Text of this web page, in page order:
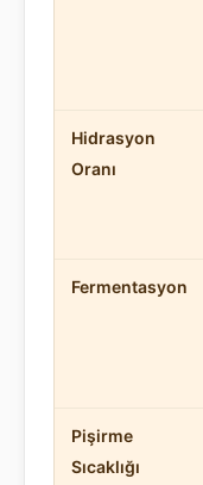
Hidrasyon
Oranı
Fermentasyon
Pişirme
Sıcaklığı